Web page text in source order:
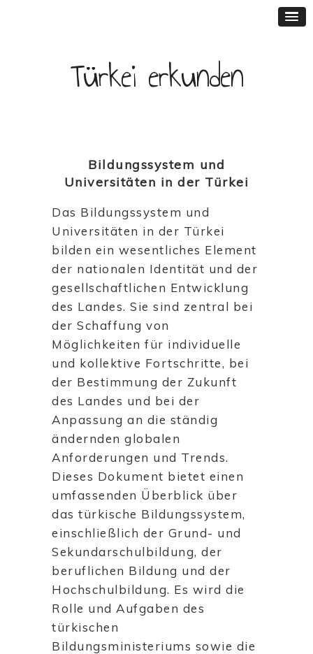
Türkei erkunden
Bildungssystem und
Universitäten in der Türkei
Das Bildungssystem und
Universitäten in der Türkei
bilden ein wesentliches Element
der nationalen Identität und der
gesellschaftlichen Entwicklung
des Landes. Sie sind zentral bei
der Schaffung von
Möglichkeiten für individuelle
und kollektive Fortschritte, bei
der Bestimmung der Zukunft
des Landes und bei der
Anpassung an die ständig
ändernden globalen
Anforderungen und Trends.
Dieses Dokument bietet einen
umfassenden Überblick über
das türkische Bildungssystem,
einschließlich der Grund- und
Sekundarschulbildung, der
beruflichen Bildung und der
Hochschulbildung. Es wird die
Rolle und Aufgaben des
türkischen
Bildungsministeriums sowie die